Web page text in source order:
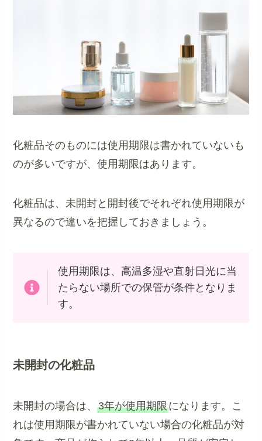
化粧品そのものには使用期限は書かれていないも
のが多いですが、使用期限はあります。
化粧品は、未開封と開封後でそれぞれ使用期限が
異なるので違いを把握しておきましょう。
使用期限は、高温多湿や直射日光に当
たらない場所での保管が条件となりま
す。
未開封の化粧品
未開封の場合は、3年が使用期限になります。こ
れは使用期限が書かれていない場合の化粧品が対